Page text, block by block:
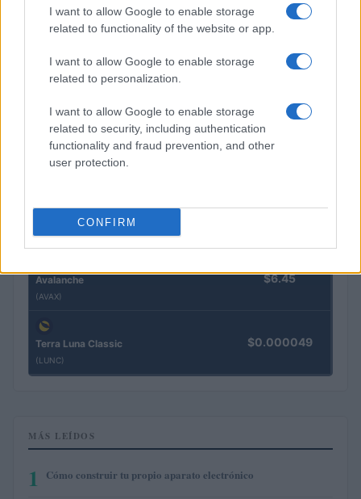
I want to allow Google to enable storage
related to functionality of the website or app.
I want to allow Google to enable storage
related to personalization.
I want to allow Google to enable storage
related to security, including authentication
functionality and fraud prevention, and other
user protection.
CONFIRM
BNB $590.60
(XRP)
Solana
(SOL)
$72.81
Avalanche
(AVAX)
$6.45
Terra Luna Classic
(LUNC)
$0.000049
MÁS LEÍDOS
1 Cómo construir tu propio aparato electrónico